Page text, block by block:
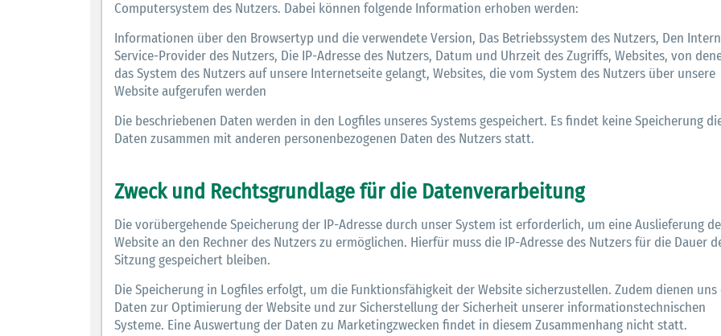
Computersystem des Nutzers. Dabei können folgende Information erhoben werden:
Informationen über den Browsertyp und die verwendete Version, Das Betriebssystem des Nutzers, Den
Service-Provider des Nutzers, Die IP-Adresse des Nutzers, Datum und Uhrzeit des Zugriffs, Websites, von
das System des Nutzers auf unsere Internetseite gelangt, Websites, die vom System des Nutzers über unsere
Website aufgerufen werden
Die beschriebenen Daten werden in den Logfiles unseres Systems gespeichert. Es findet keine Speicherung
Daten zusammen mit anderen personenbezogenen Daten des Nutzers statt.
Zweck und Rechtsgrundlage für die Datenverarbeitung
Die vorübergehende Speicherung der IP-Adresse durch unser System ist erforderlich, um eine Auslieferung
Website an den Rechner des Nutzers zu ermöglichen. Hierfür muss die IP-Adresse des Nutzers für die Dauer
Sitzung gespeichert bleiben.
Die Speicherung in Logfiles erfolgt, um die Funktionsfähigkeit der Website sicherzustellen. Zudem dienen uns
Daten zur Optimierung der Website und zur Sicherstellung der Sicherheit unserer informationstechnischen
Systeme. Eine Auswertung der Daten zu Marketingzwecken findet in diesem Zusammenhang nicht statt.